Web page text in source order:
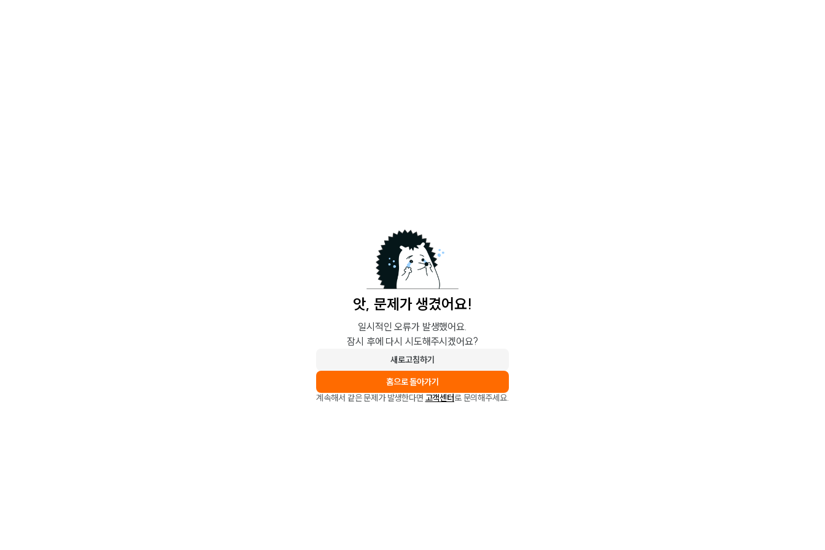
앗, 문제가 생겼어요!
일시적인 오류가 발생했어요.
잠시 후에 다시 시도해주시겠어요?
새로고침하기
홈으로 돌아가기
계속해서 같은 문제가 발생한다면 고객센터로 문의해주세요.